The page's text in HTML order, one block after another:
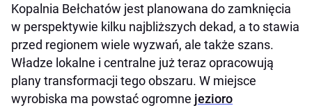
Kopalnia Bełchatów jest planowana do zamknięcia
w perspektywie kilku najbliższych dekad, a to stawia
przed regionem wiele wyzwań, ale także szans.
Władze lokalne i centralne już teraz opracowują
plany transformacji tego obszaru. W miejsce
wyrobiska ma powstać ogromne jezioro